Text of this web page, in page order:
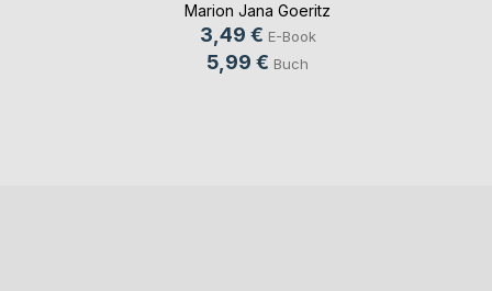
Marion Jana Goeritz
3,49 € E-Book
5,99 € Buch